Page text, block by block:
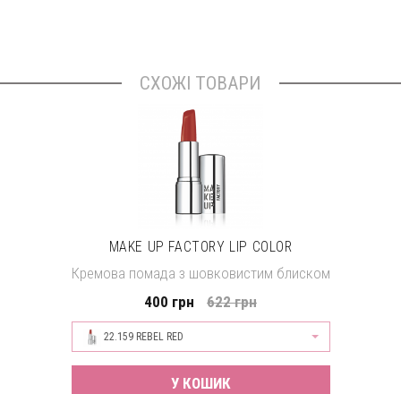
СХОЖІ ТОВАРИ
MAKE UP FACTORY LIP COLOR
Кремова помада з шовковистим блиском
400 грн
622 грн
22.159 REBEL RED
У КОШИК